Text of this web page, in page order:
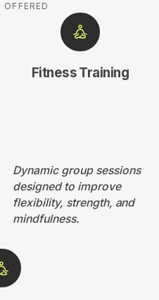
OFFERED
Fitness Training
Dynamic group sessions
designed to improve
flexibility, strength, and
mindfulness.